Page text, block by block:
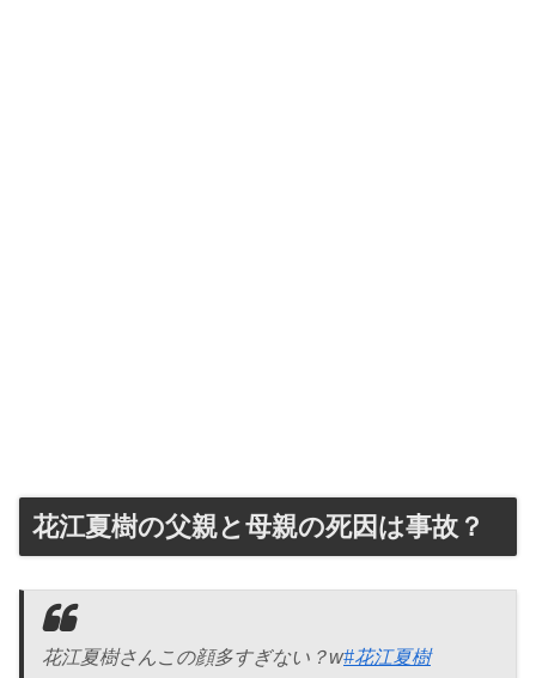
花江夏樹の父親と母親の死因は事故？
花江夏樹さんこの顔多すぎない？w#花江夏樹